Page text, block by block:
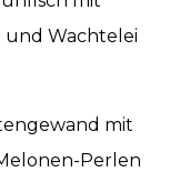
und Wachtelei
mit
Perlen